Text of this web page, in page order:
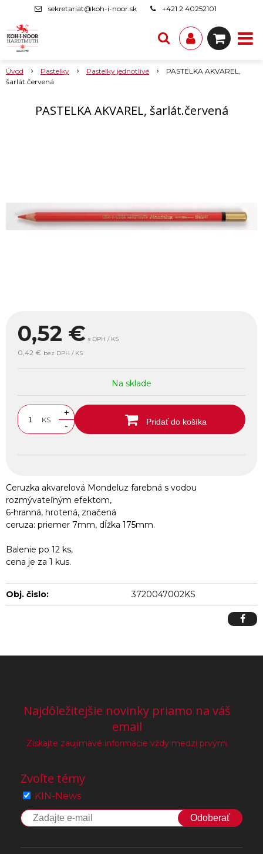
sekretariat@koh-i-noor.sk +421 2 40252101
Úvod Pastelky Pastelky jednotlivé
PASTELKA AKVAREL,
šarlát.červená
PASTELKA AKVAREL, šarlát.červená
0,52 € s DPH / KS
0,42 € bez DPH / KS
Na sklade
KS
+
-
Pridať do košíka
Ceruzka akvarelová Mondeluz farebná s vodou
rozmývateľným efektom,
6-hranná, hrotená, značená
ceruza: priemer 7mm, dĺžka 175mm.
Balenie po 12 ks,
cena je za 1 kus.
Obj. čislo: 3720047002KS
Najdôležitejšie novinky priamo na váš
email
Získajte zaujímavé informácie vždy medzi prvými
Zvoľte témy
KIN-News
Odoberať